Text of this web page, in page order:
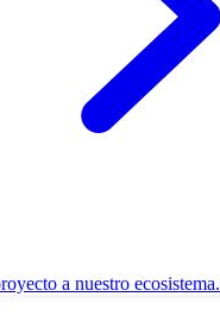
a nuestro ecosistema.